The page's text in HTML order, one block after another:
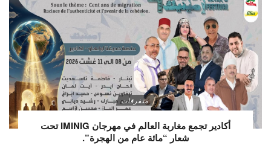
متفرقات
أكادير تجمع مغاربة العالم في مهرجان IMINIG تحت
شعار “مائة عام من الهجرة”.